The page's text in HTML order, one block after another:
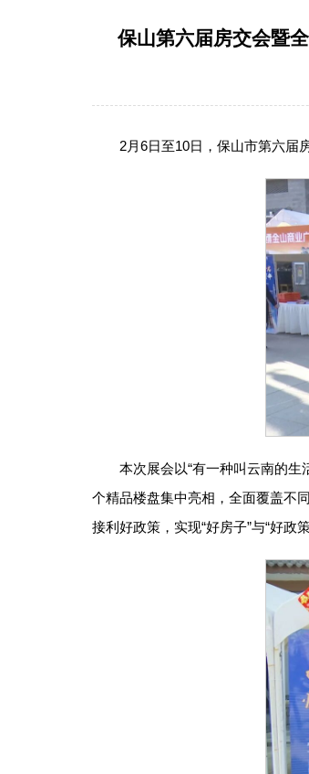
保山第六届房交会暨
2月6日至10日，保山市第六届
本次展会以“有一种叫云南的
个精品楼盘集中亮相，全面覆盖不
接利好政策，实现“好房子”与“好政